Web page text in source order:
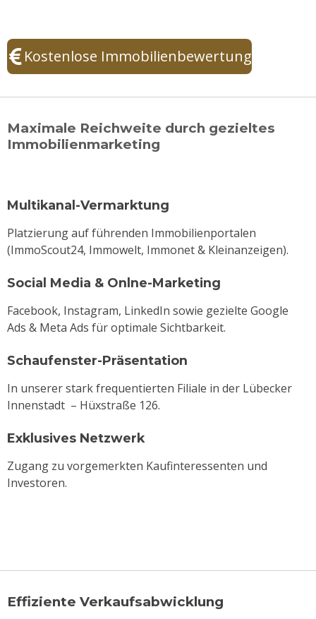
Kostenlose Immobilienbewertung
Maximale Reichweite durch gezieltes
Immobilienmarketing
Multikanal-Vermarktung
Platzierung auf führenden Immobilienportalen
(ImmoScout24, Immowelt, Immonet & Kleinanzeigen).
Social Media & Onlne-Marketing
Facebook, Instagram, LinkedIn sowie gezielte Google
Ads & Meta Ads für optimale Sichtbarkeit.
Schaufenster-Präsentation
In unserer stark frequentierten Filiale in der Lübecker
Innenstadt – Hüxstraße 126.
Exklusives Netzwerk
Zugang zu vorgemerkten Kaufinteressenten und
Investoren.
Effiziente Verkaufsabwicklung